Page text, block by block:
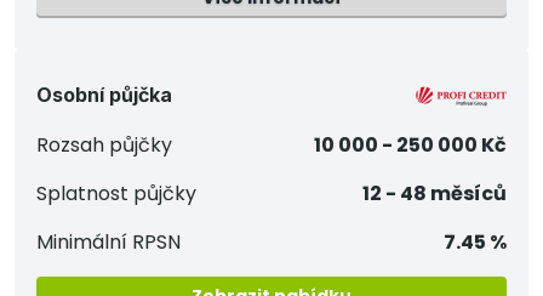
Osobní půjčka
Rozsah půjčky
10 000 - 250 000 Kč
Splatnost půjčky
12 - 48 měsíců
Minimální RPSN
7.45 %